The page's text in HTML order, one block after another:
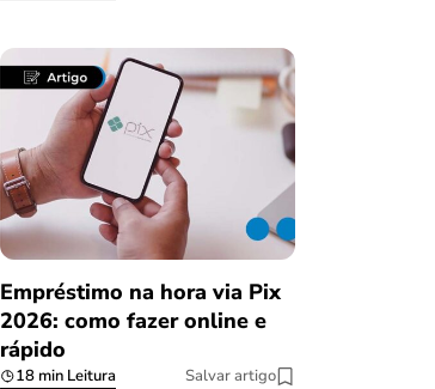
Achei muito rápido,
burocracia
Comentário retirado da nossa
08/03/2023
Empréstimo na hora via Pix
2026: como fazer online e
rápido
18 min Leitura Salvar artigo